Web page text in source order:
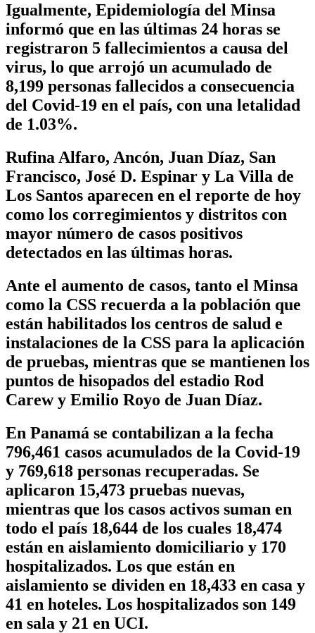
Igualmente, Epidemiología del Minsa
informó que en las últimas 24 horas se
registraron 5 fallecimientos a causa del
virus, lo que arrojó un acumulado de
8,199 personas fallecidos a consecuencia
del Covid-19 en el país, con una letalidad
de 1.03%.
Rufina Alfaro, Ancón, Juan Díaz, San
Francisco, José D. Espinar y La Villa de
Los Santos aparecen en el reporte de hoy
como los corregimientos y distritos con
mayor número de casos positivos
detectados en las últimas horas.
Ante el aumento de casos, tanto el Minsa
como la CSS recuerda a la población que
están habilitados los centros de salud e
instalaciones de la CSS para la aplicación
de pruebas, mientras que se mantienen los
puntos de hisopados del estadio Rod
Carew y Emilio Royo de Juan Díaz.
En Panamá se contabilizan a la fecha
796,461 casos acumulados de la Covid-19
y 769,618 personas recuperadas. Se
aplicaron 15,473 pruebas nuevas,
mientras que los casos activos suman en
todo el país 18,644 de los cuales 18,474
están en aislamiento domiciliario y 170
hospitalizados. Los que están en
aislamiento se dividen en 18,433 en casa y
41 en hoteles. Los hospitalizados son 149
en sala y 21 en UCI.